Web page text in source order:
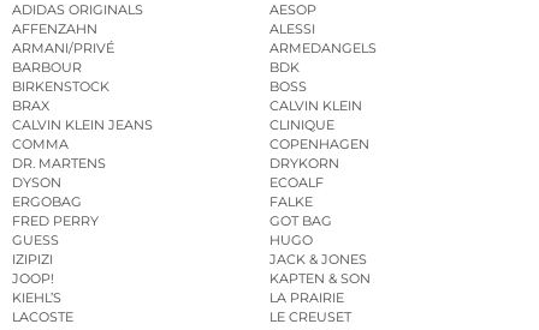
ADIDAS ORIGINALS
AESOP
AFFENZAHN
ALESSI
ARMANI/PRIVÉ
ARMEDANGELS
BARBOUR
BDK
BIRKENSTOCK
BOSS
BRAX
CALVIN KLEIN
CALVIN KLEIN JEANS
CLINIQUE
COMMA
COPENHAGEN
DR. MARTENS
DRYKORN
DYSON
ECOALF
ERGOBAG
FALKE
FRED PERRY
GOT BAG
GUESS
HUGO
IZIPIZI
JACK & JONES
JOOP!
KAPTEN & SON
KIEHL’S
LA PRAIRIE
LACOSTE
LE CREUSET